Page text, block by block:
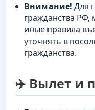
Внимание! Для
гражданства РФ,
иные правила
уточнять в
гражданства.
✈️ Вылет и